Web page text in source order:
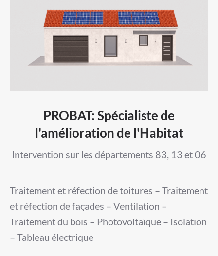
PROBAT: Spécialiste de
l'amélioration de l'Habitat
Intervention sur les départements 83, 13 et 06
Traitement et réfection de toitures – Traitement
et réfection de façades – Ventilation –
Traitement du bois – Photovoltaïque – Isolation
– Tableau électrique